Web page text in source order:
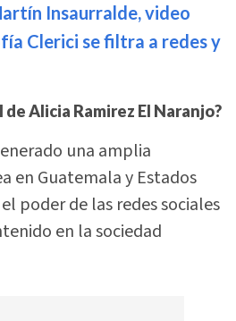
Insaurralde, video
Clerici se filtra a redes y
Alicia Ramirez El Naranjo?
una amplia
en Guatemala y Estados
poder de las redes sociales
en la sociedad